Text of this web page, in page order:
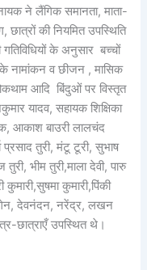
ने लैंगिक समानता, माता-
छात्रों की नियमित उपस्थिति
के अनुसार बच्चों
के नामांकन व छीजन , मासिक
आदि बिंदुओं पर विस्तृत
यादव, सहायक शिक्षिका
आकाश बाउरी लालचंद
प्रसाद तुरी, मंटू टूरी, सुभाष
भीम तुरी,माला देवी, पारु
कुमारी,पिंकी
देवनंदन, नरेंद्र, लखन
छात्राएँ उपस्थित थे।